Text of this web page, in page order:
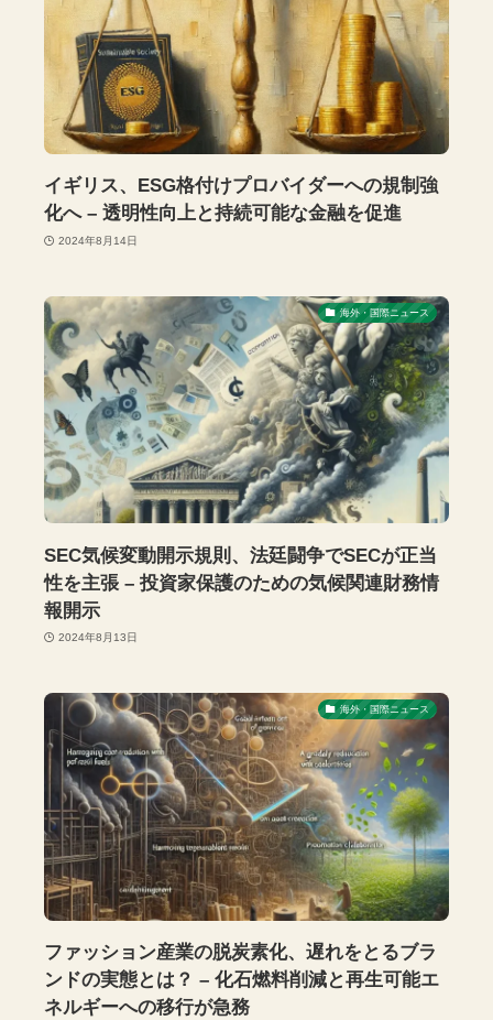
イギリス、ESG格付けプロバイダーへの規制強
化へ – 透明性向上と持続可能な金融を促進
2024年8月14日
海外・国際ニュース
SEC気候変動開示規則、法廷闘争でSECが正当
性を主張 – 投資家保護のための気候関連財務情
報開示
2024年8月13日
海外・国際ニュース
ファッション産業の脱炭素化、遅れをとるブラ
ンドの実態とは？ – 化石燃料削減と再生可能エ
ネルギーへの移行が急務